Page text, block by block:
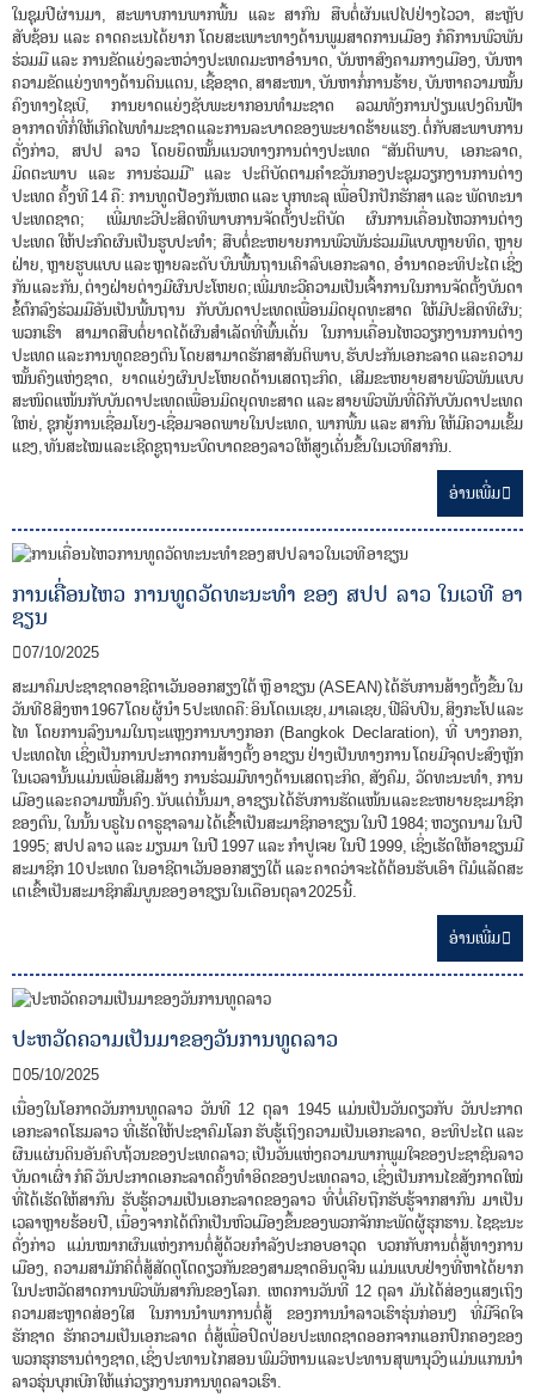
ໃນຊຸມປີຜ່ານມາ, ສະພາບການພາກພື້ນ ແລະ ສາກົນ ສືບຕໍ່ຜັນແປໄປຢ່າງໄວວາ, ສະຫຼັບ
ສັບຊ້ອນ ແລະ ຄາດຄະເນໄດ້ຍາກ ໂດຍສະເພາະທາງດ້ານພູມສາດການເມືອງ ກໍຄືການພົວພັນ
ຮ່ວມມື ແລະ ການຂັດແຍ່ງລະຫວ່າງປະເທດມະຫາອໍານາດ, ບັນຫາສົງຄາມກາງເມືອງ, ບັນຫາ
ຄວາມຂັດແຍ່ງທາງດ້ານດິນແດນ, ເຊື້ອຊາດ, ສາສະໜາ, ບັນຫາກໍ່ການຮ້າຍ, ບັນຫາຄວາມໝັ້ນ
ຄົງທາງໄຊເບີ, ການຍາດແຍ່ງຊັບພະຍາກອນທໍາມະຊາດ ລວມທັງການປ່ຽນແປງດິນຟ້າ
ອາກາດ ທີ່ກໍ່ໃຫ້ເກີດໄພທໍາມະຊາດ ແລະ ການລະບາດຂອງພະຍາດຮ້າຍແຮງ. ຕໍ່ກັບສະພາບການ
ດັ່ງກ່າວ, ສປປ ລາວ ໂດຍຍຶດໝັ້ນແນວທາງການຕ່າງປະເທດ “ສັນຕິພາບ, ເອກະລາດ,
ມິດຕະພາບ ແລະ ການຮ່ວມມື” ແລະ ປະຕິບັດຕາມຄໍາຂວັນກອງປະຊຸມວຽກງານການຕ່າງ
ປະເທດ ຄັ້ງທີ 14 ຄື: ການທູດປ້ອງກັນເຫດ ແລະ ບຸກທະລຸ ເພື່ອປົກປັກຮັກສາ ແລະ ພັດທະນາ
ປະເທດຊາດ; ເພີ່ມທະວີປະສິດທິພາບການຈັດຕັ້ງປະຕິບັດ ຜົນການເຄື່ອນໄຫວການຕ່າງ
ປະເທດ ໃຫ້ປະກົດຜົນເປັນຮູບປະທໍາ; ສືບຕໍ່ຂະຫຍາຍການພົວພັນຮ່ວມມືແບບຫຼາຍທິດ, ຫຼາຍ
ຝ່າຍ, ຫຼາຍຮູບແບບ ແລະ ຫຼາຍລະດັບ ບົນພື້ນຖານເຄົາລົບເອກະລາດ, ອໍານາດອະທິປະໄຕ ເຊິ່ງ
ກັນ ແລະ ກັນ, ຕ່າງຝ່າຍຕ່າງມີຜົນປະໂຫຍດ; ເພີ່ມທະວີຄວາມເປັນເຈົ້າການໃນການຈັດຕັ້ງບັນດາ
ຂໍ້ຕົກລົງຮ່ວມມືອັນເປັນພື້ນຖານ ກັບບັນດາປະເທດເພື່ອນມິດຍຸດທະສາດ ໃຫ້ມີປະສິດທິຜົນ;
ພວກເຮົາ ສາມາດສືບຕໍ່ຍາດໄດ້ຜົນສໍາເລັດທີ່ພົ້ນເດັ່ນ ໃນການເຄື່ອນໄຫວວຽກງານການຕ່າງ
ປະເທດ ແລະ ການທູດຂອງຕົນ ໂດຍສາມາດຮັກສາສັນຕິພາບ, ຮັບປະກັນເອກະລາດ ແລະ ຄວາມ
ໝັ້ນຄົງແຫ່ງຊາດ, ຍາດແຍ່ງຜົນປະໂຫຍດດ້ານເສດຖະກິດ, ເສີມຂະຫຍາຍສາຍພົວພັນແບບ
ສະໜິດແໜ້ນກັບບັນດາປະເທດເພື່ອນມິດຍຸດທະສາດ ແລະ ສາຍພົວພັນທີ່ດີກັບບັນດາປະເທດ
ໃຫຍ່, ຊຸກຍູ້ການເຊື່ອມໂຍງ-ເຊື່ອມຈອດພາຍໃນປະເທດ, ພາກພື້ນ ແລະ ສາກົນ ໃຫ້ມີຄວາມເຂັ້ມ
ແຂງ, ທັນສະໄໝ ແລະ ເຊີດຊູຖານະບົດບາດຂອງລາວ ໃຫ້ສູງເດັ່ນຂຶ້ນໃນເວທີສາກົນ.
ອ່ານ​ເພີ່ມ
ການເຄື່ອນໄຫວ ການທູດວັດທະນະທຳ ຂອງ ສປປ ລາວ ໃນເວທີ ອາ
ຊຽນ
07/10/2025
ສະມາຄົມປະຊາຊາດອາຊີຕາເວັນອອກສຽງໃຕ້ ຫຼື ອາຊຽນ (ASEAN) ໄດ້ຮັບການສ້າງຕັ້ງຂື້ນ ໃນ
ວັນທີ 8 ສິງຫາ 1967 ໂດຍ ຜູ້ນຳ 5 ປະເທດຄື: ອິນໂດເນເຊຍ, ມາເລເຊຍ, ຟີລິບປິນ, ສິງກະໂປ ແລະ
ໄທ ໂດຍການລົງນາມໃນຖະແຫຼງການບາງກອກ (Bangkok Declaration), ທີ່ ບາງກອກ,
ປະເທດໄທ ເຊິ່ງເປັນການປະກາດການສ້າງຕັ້ງ ອາຊຽນ ຢ່າງເປັນທາງການ ໂດຍມີຈຸດປະສົງຫຼັກ
ໃນເວລານັ້ນແມ່ນເພື່ອເສີມສ້າງ ການຮ່ວມມືທາງດ້ານເສດຖະກິດ, ສັງຄົມ, ວັດທະນະທຳ, ການ
ເມືອງ ແລະ ຄວາມໝັ້ນຄົງ. ນັບແຕ່ນັ້ນມາ, ອາຊຽນ ໄດ້ຮັບການຮັດແໜ້ນ ແລະ ຂະຫຍາຍຊະມາຊິກ
ຂອງຕົນ, ໃນນັ້ນ ບຣູໄນ ດາຣູຊາລາມ ໄດ້ເຂົ້າເປັນສະມາຊິກອາຊຽນ ໃນປີ 1984; ຫວຽດນາມ ໃນປີ
1995; ສປປ ລາວ ແລະ ມຽນມາ ໃນປີ 1997 ແລະ ກຳປູເຈຍ ໃນປີ 1999, ເຊິ່ງເຮັດໃຫ້ອາຊຽນມີ
ສະມາຊິກ 10 ປະເທດ ໃນອາຊີຕາເວັນອອກສຽງໃຕ້ ແລະ ຄາດວ່າຈະໄດ້ຕ້ອນຮັບເອົາ ຕີມໍແລັດສະ
ເຕ ເຂົ້າເປັນສະມາຊິກສົມບູນຂອງ ອາຊຽນ ໃນເດືອນຕຸລາ 2025 ນີ້.
ອ່ານ​ເພີ່ມ
ປະຫວັດຄວາມເປັນມາຂອງວັນການທູດລາວ
05/10/2025
ເນື່ອງໃນໂອກາດວັນການທູດລາວ ວັນທີ 12 ຕຸລາ 1945 ແມ່ນເປັນວັນດຽວກັບ ວັນປະກາດ
ເອກະລາດໂຮມລາວ ທີ່ເຮັດໃຫ້ປະຊາຄົມໂລກ ຮັບຮູ້ເຖິງຄວາມເປັນເອກະລາດ, ອະທິປະໄຕ ແລະ
ຜືນແຜ່ນດິນອັນຄົບຖ້ວນຂອງປະເທດລາວ; ເປັນວັນແຫ່ງຄວາມພາກພູມໃຈຂອງປະຊາຊົນລາວ
ບັນດາເຜົ່າ ກໍຄື ວັນປະກາດເອກະລາດຄັ້ງທໍາອິດຂອງປະເທດລາວ, ເຊິ່ງເປັນການໄຂສັງກາດໃໝ່
ທີ່ໄດ້ເຮັດໃຫ້ສາກົນ ຮັບຮູ້ຄວາມເປັນເອກະລາດຂອງລາວ ທີ່ບໍ່ເຄີຍຖືກຮັບຮູ້ຈາກສາກົນ ມາເປັນ
ເວລາຫຼາຍຮ້ອຍປີ, ເນື່ອງຈາກໄດ້ຕົກເປັນຫົວເມືອງຂຶ້ນຂອງພວກຈັກກະພັດຜູ້ຮຸກຮານ. ໄຊຊະນະ
ດັ່ງກ່າວ ແມ່ນໝາກຜົນແຫ່ງການຕໍ່ສູ້ດ້ວຍກໍາລັງປະກອບອາວຸດ ບວກກັບການຕໍ່ສູ້ທາງການ
ເມືອງ, ຄວາມສາມັກຄີຕໍ່ສູ້ສັດຕູໂຕດຽວກັນຂອງສາມຊາດອິນດູຈີນ ແມ່ນແບບຢ່າງທີ່ຫາໄດ້ຍາກ
ໃນປະຫວັດສາດການພົວພັນສາກົນຂອງໂລກ. ເຫດການວັນທີ 12 ຕຸລາ ມັນໄດ້ສ່ອງແສງເຖິງ
ຄວາມສະຫຼາດສ່ອງໃສ ໃນການນໍາພາການຕໍ່ສູ້ ຂອງການນໍາລາວເຮົາຮຸ່ນກ່ອນໆ ທີ່ມີຈິດໃຈ
ຮັກຊາດ ຮັກຄວາມເປັນເອກະລາດ ຕໍ່ສູ້ເພື່ອປົດປ່ອຍປະເທດຊາດອອກຈາກແອກປົກຄອງຂອງ
ພວກຮຸກຮານຕ່າງຊາດ, ເຊິ່ງ ປະທານ ໄກສອນ ພົມວິຫານ ແລະ ປະທານ ສຸພານຸວົງ ແມ່ນແກນນໍາ
ລາວຮຸ່ນບຸກເບີກ ໃຫ້ແກ່ວຽກງານການທູດລາວເຮົາ.